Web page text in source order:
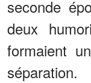
seconde
deux
formaient
séparation.